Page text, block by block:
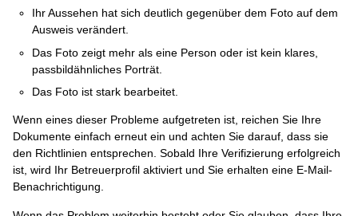
Ihr Aussehen hat sich deutlich gegenüber dem Foto auf dem
Ausweis verändert.
Das Foto zeigt mehr als eine Person oder ist kein klares,
passbildähnliches Porträt.
Das Foto ist stark bearbeitet.
Wenn eines dieser Probleme aufgetreten ist, reichen Sie Ihre
Dokumente einfach erneut ein und achten Sie darauf, dass sie
den Richtlinien entsprechen. Sobald Ihre Verifizierung erfolgreich
ist, wird Ihr Betreuerprofil aktiviert und Sie erhalten eine E-Mail-
Benachrichtigung.